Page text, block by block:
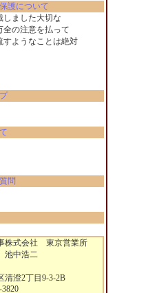
護について
しました大切な
全の注意を払って
すようなことは絶対
問
式会社 東京営業所
中浩二
澄2丁目9-3-2B